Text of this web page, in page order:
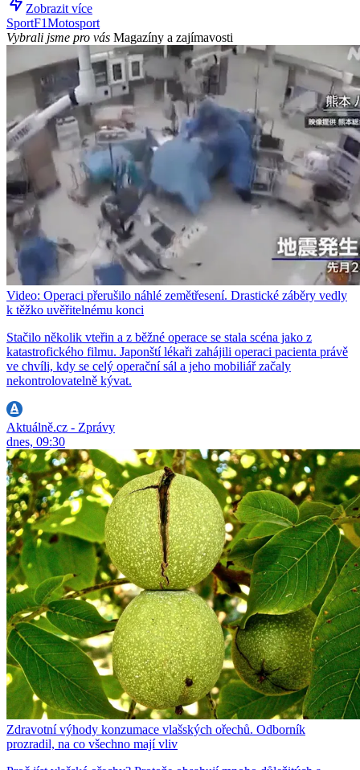
Zobrazit více
SportF1Motosport
Vybrali jsme pro vás Magazíny a zajímavosti
Video: Operaci přerušilo náhlé zemětřesení. Drastické záběry vedly
k těžko uvěřitelnému konci
Stačilo několik vteřin a z běžné operace se stala scéna jako z
katastrofického filmu. Japonští lékaři zahájili operaci pacienta právě
ve chvíli, kdy se celý operační sál a jeho mobiliář začaly
nekontrolovatelně kývat.
Aktuálně.cz - Zprávy
dnes, 09:30
Zdravotní výhody konzumace vlašských ořechů. Odborník
prozradil, na co všechno mají vliv